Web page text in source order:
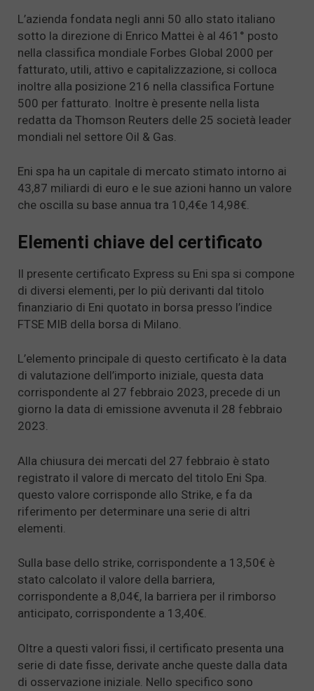
L’azienda fondata negli anni 50 allo stato italiano
sotto la direzione di Enrico Mattei è al 461° posto
nella classifica mondiale Forbes Global 2000 per
fatturato, utili, attivo e capitalizzazione, si colloca
inoltre alla posizione 216 nella classifica Fortune
500 per fatturato. Inoltre è presente nella lista
redatta da Thomson Reuters delle 25 società leader
mondiali nel settore Oil & Gas.
Eni spa ha un capitale di mercato stimato intorno ai
43,87 miliardi di euro e le sue azioni hanno un valore
che oscilla su base annua tra 10,4€e 14,98€.
Elementi chiave del certificato
Il presente certificato Express su Eni spa si compone
di diversi elementi, per lo più derivanti dal titolo
finanziario di Eni quotato in borsa presso l’indice
FTSE MIB della borsa di Milano.
L’elemento principale di questo certificato è la data
di valutazione dell’importo iniziale, questa data
corrispondente al 27 febbraio 2023, precede di un
giorno la data di emissione avvenuta il 28 febbraio
2023.
Alla chiusura dei mercati del 27 febbraio è stato
registrato il valore di mercato del titolo Eni Spa.
questo valore corrisponde allo Strike, e fa da
riferimento per determinare una serie di altri
elementi.
Sulla base dello strike, corrispondente a 13,50€ è
stato calcolato il valore della barriera,
corrispondente a 8,04€, la barriera per il rimborso
anticipato, corrispondente a 13,40€.
Oltre a questi valori fissi, il certificato presenta una
serie di date fisse, derivate anche queste dalla data
di osservazione iniziale. Nello specifico sono